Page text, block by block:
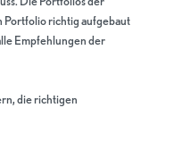
Portfolio richtig aufgebaut
Empfehlungen der
die richtigen